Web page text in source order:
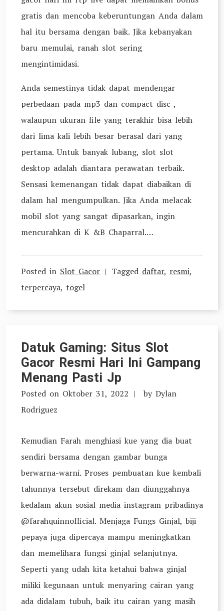
gratis dan mencoba keberuntungan Anda dalam
hal itu bersama dengan baik. Jika kebanyakan
baru memulai, ranah slot sering
mengintimidasi.
Anda semestinya tidak dapat mendengar
perbedaan pada mp3 dan compact disc ,
walaupun ukuran file yang terakhir bisa lebih
dari lima kali lebih besar berasal dari yang
pertama. Untuk banyak lubang, slot slot
desktop adalah diantara perawatan terbaik.
Sensasi kemenangan tidak dapat diabaikan di
dalam hal mengumpulkan. Jika Anda melacak
mobil slot yang sangat dipasarkan, ingin
mencurahkan di K &B Chaparral.…
Posted in Slot Gacor Tagged daftar, resmi,
terpercaya, togel
Datuk Gaming: Situs Slot
Gacor Resmi Hari Ini Gampang
Menang Pasti Jp
Posted on Oktober 31, 2022 by Dylan
Rodriguez
Kemudian Farah menghiasi kue yang dia buat
sendiri bersama dengan gambar bunga
berwarna-warni. Proses pembuatan kue kembali
tahunnya tersebut direkam dan diunggahnya
kedalam akun sosial media instagram pribadinya
@farahquinnofficial. Menjaga Fungs Ginjal, biji
pepaya juga dipercaya mampu meningkatkan
dan memelihara fungsi ginjal selanjutnya.
Seperti yang udah kita ketahui bahwa ginjal
miliki kegunaan untuk menyaring cairan yang
ada didalam tubuh, baik itu cairan yang masih